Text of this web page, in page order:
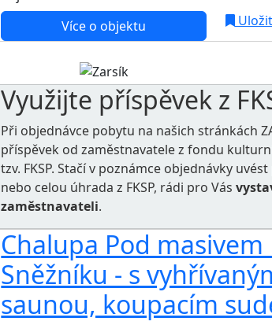
Více o objektu
Využijte příspěvek z
Při objednávce pobytu na našich stránkách
příspěvek od zaměstnavatele zfondu
tzv. FKSP. Stačí v poznámce objednávky
nebo celou úhrada z FKSP, rádi pro Vás
zaměstnavateli.
Chalupa Pod
Sněžníku - s
saunou, koupacím